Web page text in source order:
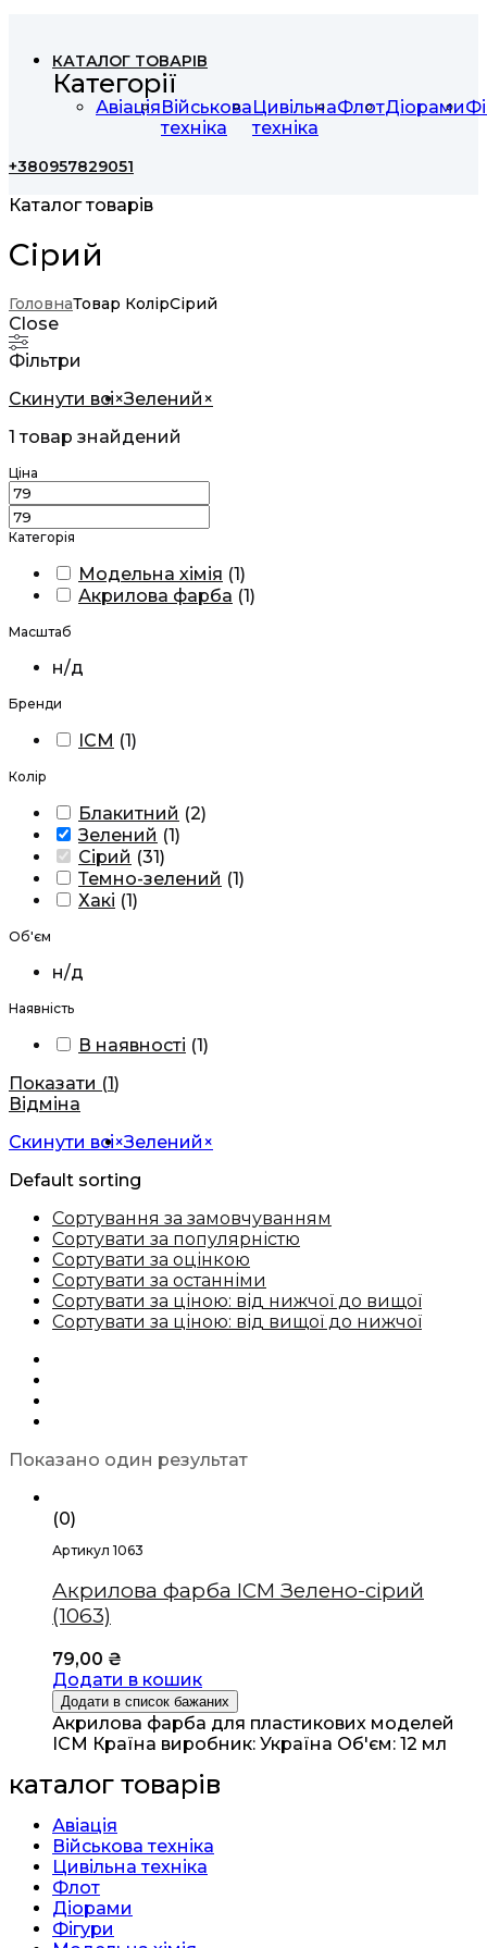
КАТАЛОГ ТОВАРІВ
Категорії
Авіація Військова
техніка
Цивільна
техніка
ФлотДіорами
+380957829051
Каталог товарів
Сірий
ГоловнаТовар КолірСірий
Close
Фільтри
Скинути всі×Зелений ×
1 товар знайдений
Ціна
Категорія
Модельна хімія (1)
Акрилова фарба (1)
Масштаб
н/д
Бренди
ICM (1)
Колір
Блакитний (2)
Зелений (1)
Сірий (31)
Темно-зелений (1)
Хакі (1)
Об'єм
н/д
Наявність
В наявності (1)
Показати (1)
Відміна
Скинути всі×Зелений ×
Default sorting
Сортування за замовчуванням
Сортувати за популярністю
Сортувати за оцінкою
Сортувати за останніми
Сортувати за ціною: від нижчої до вищої
Сортувати за ціною: від вищої до нижчої
Показано один результат
(0)
Артикул 1063
Акрилова фарба ICM Зелено-сірий
(1063)
79,00 ₴
Додати в кошик
Додати в список бажаних
Акрилова фарба для пластикових моделей
ICM Країна виробник: Україна Об'єм: 12 мл
каталог товарів
Авіація
Військова техніка
Цивільна техніка
Флот
Діорами
Фігури